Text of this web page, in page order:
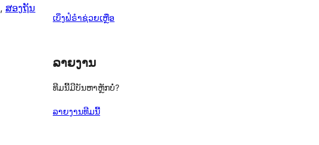
, ສອງຖັນ
ເບິ່ງຟໍຣຳຊ່ວຍເຫຼືອ
ລາຍງານ
ທີມນີ້ມີບັນຫາຫຼັກບໍ່?
ລາຍງານທີມນີ້